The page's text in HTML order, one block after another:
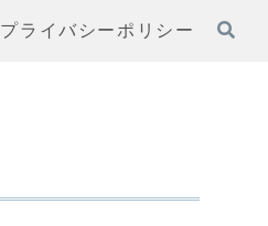
プライバシーポリシー